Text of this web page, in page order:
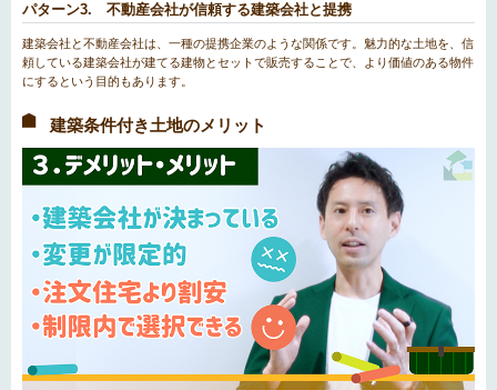
パターン3. 不動産会社が信頼する建築会社と提携
建築会社と不動産会社は、一種の提携企業のような関係です。魅力的な土地を、信
頼している建築会社が建てる建物とセットで販売することで、より価値のある物件
にするという目的もあります。
建築条件付き土地のメリット